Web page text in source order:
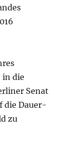
die
Senat
die Dauer-
zu